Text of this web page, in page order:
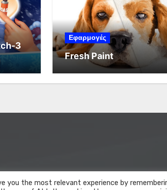
3
Εφαρμογές
Fresh Paint
you the most relevant experience by